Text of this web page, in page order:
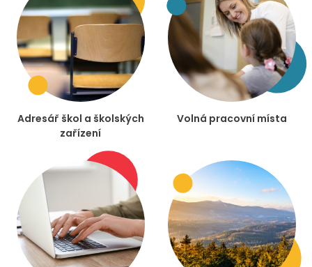
Adresář škol a školských
zařízení
Volná pracovní místa